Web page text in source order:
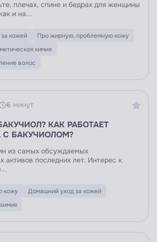
плечах, спине и бедрах для женщины
и на...
кожей
Про жирную, проблемную кожу
химия
волос
6 минут
КАК РАБОТАЕТ
БАКУЧИОЛОМ?
из самых обсуждаемых
активов последних лет. Интерес к
кожу
Домашний уход за кожей